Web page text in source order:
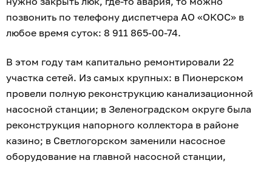
позвонить по телефону диспетчера АО «ОКОС» в
любое время суток: 8 911 865-00-74.
В этом году там капитально ремонтировали 22
участка сетей. Из самых крупных: в Пионерском
провели полную реконструкцию канализационной
насосной станции; в Зеленоградском округе была
реконструкция напорного коллектора в районе
казино; в Светлогорском заменили насосное
оборудование на главной насосной станции,